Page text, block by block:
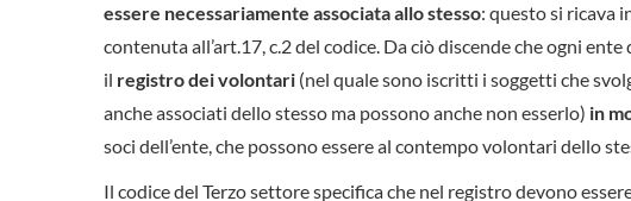
essere necessariamente associata allo stesso: questo si ricava
contenuta all’art.17, c.2 del codice. Da ciò discende che ogni
il registro dei volontari (nel quale sono iscritti i soggetti che
anche associati dello stesso ma possono anche non esserlo) in
soci dell’ente, che possono essere al contempo volontari dello
Il codice del Terzo settore specifica che nel registro devono